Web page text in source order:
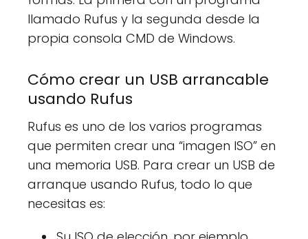
llamado Rufus y la segunda desde la
propia consola CMD de Windows.
Cómo crear un USB arrancable
usando Rufus
Rufus es uno de los varios programas
que permiten crear una “imagen ISO” en
una memoria USB. Para crear un USB de
arranque usando Rufus, todo lo que
necesitas es: